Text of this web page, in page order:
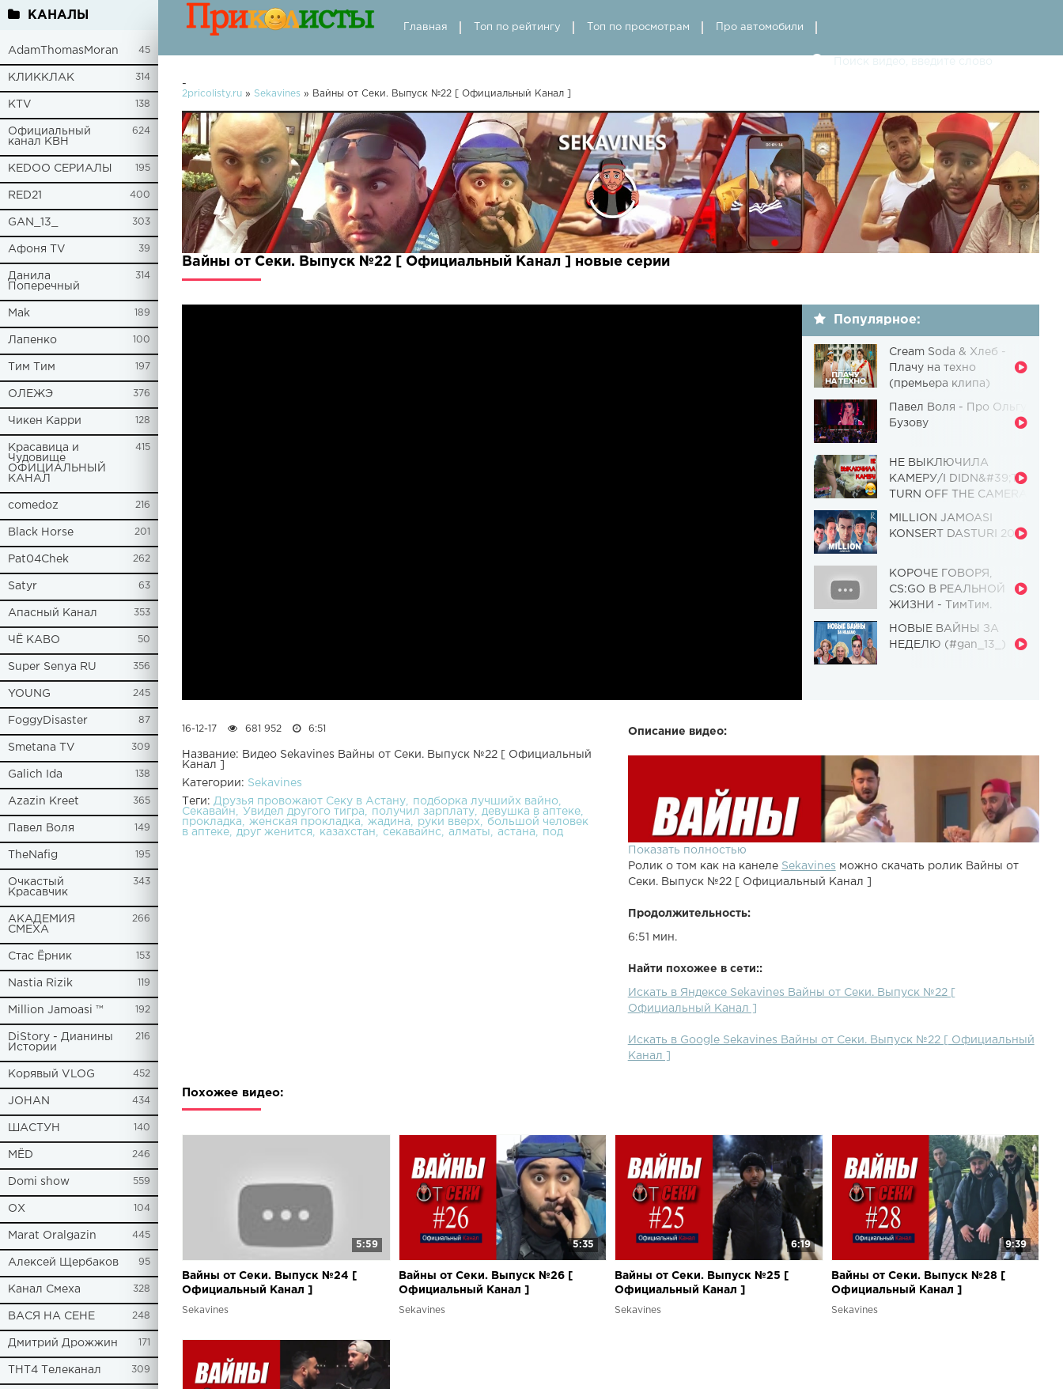
КАНАЛЫ
AdamThomasMoran 45
КЛИККЛАК 314
KTV 138
Официальный
канал КВН
624
KEDOO СЕРИАЛЫ 195
RED21 400
GAN_13_ 303
Афоня TV 39
Данила
Поперечный
314
Mak 189
Лапенко 100
Tим Тим 197
ОЛЕЖЭ 376
Чикен Карри 128
Красавица и
Чудовище
ОФИЦИАЛЬНЫЙ
КАНАЛ
415
comedoz 216
Black Horse 201
Pat04Chek 262
Satyr 63
Апасный Канал 353
ЧЁ КАВО 50
Super Senya RU 356
YOUNG 245
FoggyDisaster 87
Smetana TV 309
Galich Ida 138
Azazin Kreet 365
Павел Воля 149
TheNafig 195
Очкастый
Красавчик
343
АКАДЕМИЯ
СМЕХА
266
Стас Ёрник 153
Nastia Rizik 119
Million Jamoasi ™ 192
DiStory - Дианины
Истории
216
Корявый VLOG 452
JOHAN 434
ШАСТУН 140
МЁD 246
Domi show 559
ОХ 104
Marat Oralgazin 445
Алексей Щербаков 95
Канал Смеха 328
ВАСЯ НА СЕНЕ 248
Дмитрий Дрожжин 171
ТНТ4 Телеканал 309
Главная Топ по рейтингу Топ по просмотрам Про автомобили
-
2pricolisty.ru » Sekavines » Вайны от Секи. Выпуск №22 [ Oфициальный Kанал ]
Вайны от Секи. Выпуск №22 [ Oфициальный Kанал ] новые серии
Популярное:
Cream Soda & Хлеб -
Плачу на техно
(премьера клипа)
Павел Воля - Про Ольгу
Бузову
НЕ ВЫКЛЮЧИЛА
КАМЕРУ/I DIDN&#39;T
TURN OFF THE CAMERA
Чудовище] (Выпуск 110)
MILLION JAMOASI
KONSERT DASTURI 2019
КОРОЧЕ ГОВОРЯ,
CS:GO В РЕАЛЬНОЙ
ЖИЗНИ - ТимТим.
НОВЫЕ ВАЙНЫ ЗА
НЕДЕЛЮ (#gan_13_)
Описание видео:
Показать полностью
Ролик о том как на канеле Sekavines можно скачать ролик Вайны от
Секи. Выпуск №22 [ Oфициальный Kанал ]
Продолжительность:
6:51 мин.
Найти похожее в сети::
Искать в Яндексе Sekavines Вайны от Секи. Выпуск №22 [
Oфициальный Kанал ]
Искать в Google Sekavines Вайны от Секи. Выпуск №22 [ Oфициальный
Kанал ]
16-12-17 681 952 6:51
Название: Видео Sekavines Вайны от Секи. Выпуск №22 [ Oфициальный
Kанал ]
Категории: Sekavines
Теги: Друзья провожают Секу в Астану
подборка лучшийх вайно
Секавайн
Увидел другого тигра получил зарплату
девушка в аптеке
прокладка
женская прокладка жадина руки вверх
большой человек
в аптеке
друг женится казахстан секавайнс алматы астана под
Похожее видео:
5:59
Вайны от Секи. Выпуск №24 [
Oфициальный Kанал ]
Sekavines
5:35
Вайны от Секи. Выпуск №26 [
Oфициальный Kанал ]
Sekavines
6:19
Вайны от Секи. Выпуск №25 [
Oфициальный Kанал ]
Sekavines
9:39
Вайны от Секи. Выпуск №28 [
Oфициальный Kанал ]
Sekavines